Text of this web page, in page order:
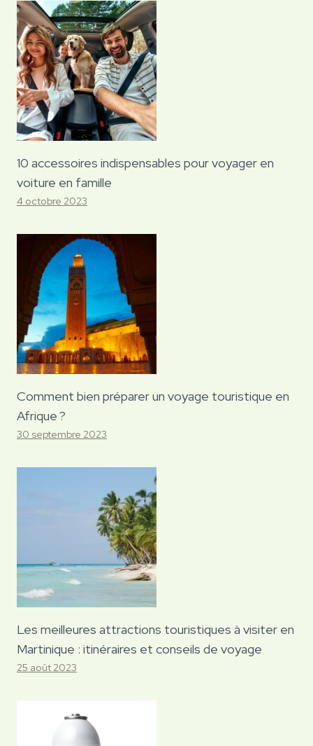
10 accessoires indispensables pour voyager en
voiture en famille
4 octobre 2023
Comment bien préparer un voyage touristique en
Afrique ?
30 septembre 2023
Les meilleures attractions touristiques à visiter en
Martinique : itinéraires et conseils de voyage
25 août 2023